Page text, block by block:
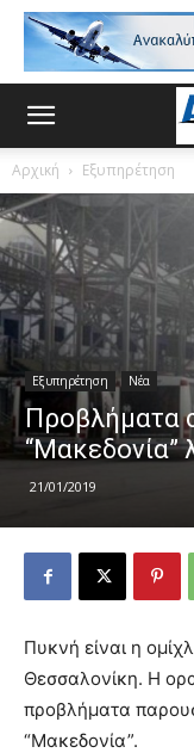
Αρχική Εξυπηρέτηση
Εξυπηρέτηση Νέα
Προβλήματα
“Μακεδονία”
21/01/2019
Πυκνή είναι η
Θεσσαλονίκη. Η
προβλήματα
“Μακεδονία”.